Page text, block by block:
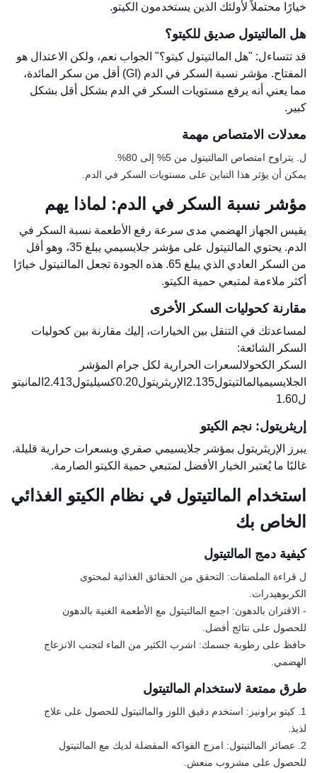
خيارًا محتملاً لأولئك الذين يستخدمون الكيتو.
هل المالتيتول صديق للكيتو؟
قد تتساءل: "هل المالتيتول كيتو؟" الجواب نعم، ولكن الاعتدال هو
المفتاح. مؤشر نسبة السكر في الدم (GI) أقل من سكر المائدة،
مما يعني أنه يرفع مستويات السكر في الدم بشكل أقل بشكل
كبير.
معدلات الامتصاص مهمة
ل. يتراوح امتصاص المالتيتول من 5% إلى 80%.
يمكن أن يؤثر هذا التباين على مستويات السكر في الدم.
مؤشر نسبة السكر في الدم: لماذا يهم
يقيس الجهاز الهضمي مدى سرعة رفع الأطعمة نسبة السكر في
الدم. يحتوي المالتيتول على مؤشر جلايسيمي يبلغ 35، وهو أقل
من السكر العادي الذي يبلغ 65. هذه الجودة تجعل المالتيتول خيارًا
أكثر ملاءمة لمتبعي حمية الكيتو.
مقارنة كحوليات السكر الأخرى
لمساعدتك في التنقل بين الخيارات، إليك مقارنة بين كحوليات
السكر الشائعة:
السكر الكحولالسعرات الحرارية لكل جرام المؤشر
الجلايسيميالمالتيتول2.135الإريثريتول0.20كسيليتول2.413المانيتو
ل1.60
إريثريتول: نجم الكيتو
يبرز الإريثريتول بمؤشر جلايسيمي صفري وبسعرات حرارية قليلة.
غالبًا ما يُعتبر الخيار الأفضل لمتبعي حمية الكيتو الصارمة.
استخدام المالتيتول في نظام الكيتو الغذائي
الخاص بك
كيفية دمج المالتيتول
ل قراءة الملصقات: التحقق من الحقائق الغذائية لمحتوى
الكربوهيدرات.
- الاقتران بالدهون: اجمع المالتيتول مع الأطعمة الغنية بالدهون
للحصول على نتائج أفضل.
حافظ على رطوبة جسمك: اشرب الكثير من الماء لتجنب الانزعاج
الهضمي.
طرق ممتعة لاستخدام المالتيتول
1. كيتو براونيز: استخدم دقيق اللوز والمالتيتول للحصول على علاج
لذيذ.
2. عصائر المالتيتول: امزج الفواكه المفضلة لديك مع المالتيتول
للحصول على مشروب منعش.